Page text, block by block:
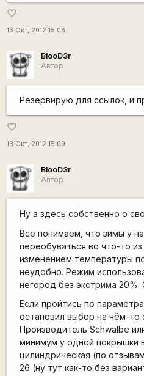
favorite_border
13 Окт, 2012 15:08
BlooD3r
Автор
Резервирую для ссылок, и
favorite_border
13 Окт, 2012 15:09
BlooD3r
Автор
Ну а здесь собственно о
Все понимаем, что зимы у
переобуваться во что-то
изменением температуры
неудобно. Режим
негород без экстрима
Если пройтись по
остановил выбор на чём-
Производитель Schwalbe
минимум у одной покрышки
цилиндрическая (по
26 (ну тут как-то без